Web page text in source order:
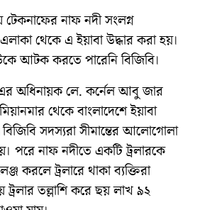
নাফ নদী সংলগ্ন
থেকে এ ইয়াবা উদ্ধার করা হয়।
আটক করতে পারেনি বিজিবি।
অধিনায়ক লে. কর্নেল আবু জার
থেকে বাংলাদেশে ইয়াবা
সদস্যরা সীমান্তের আলোগোলা
পরে নাফ নদীতে একটি ট্রলারকে
করলে ট্রলারে থাকা ব্যক্তিরা
তল্লাশি করে ছয় লাখ ৯২